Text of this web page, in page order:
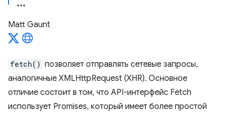
Matt Gaunt
fetch() позволяет отправлять сетевые запросы,
аналогичные XMLHttpRequest (XHR). Основное
отличие состоит в том, что API-интерфейс Fetch
использует Promises, который имеет более простой